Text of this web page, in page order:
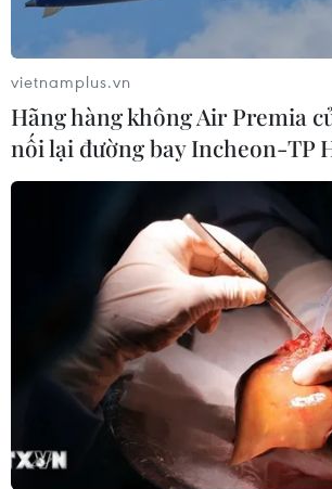
vietnamplus.vn
Hãng hàng không Air Premia
nối lại đường bay Incheon-TP